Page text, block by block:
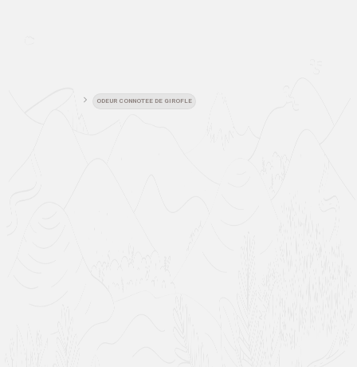
ODEUR CONNOTEE DE GIROFLE